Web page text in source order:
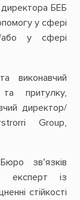
директора БЕБ
у сфері
або у сфері
виконавчий
притулку,
директор/
Group,
зв’язків
експерт із
стійкості